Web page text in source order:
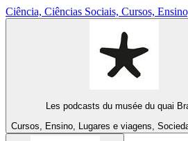
Ciência, Ciências Sociais, Cursos,
Les podcasts du musée du quai
Cursos, Ensino, Lugares e viagens,